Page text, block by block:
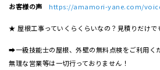
お客様の声
https://amamori-yane.com/
★ 屋根工事っていくらくらいなの？見積りだけで
➡一級技能士の屋根、外壁の無料点検をご利用く
無理な営業等は一切行っておりません！